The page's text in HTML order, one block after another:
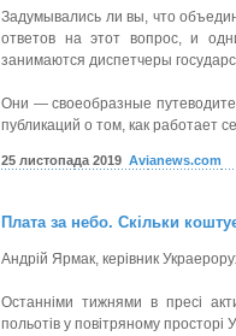
Задумывались ли вы, что
ответов на этот вопрос, и
занимаются диспетчеры
Они — своеобразные
публикаций о том, как работает
25 листопада 2019 Avianews.com
Плата за небо. Скільки
Андрій Ярмак, керівник
Останніми тижнями в пресі
польотів у повітряному просторі